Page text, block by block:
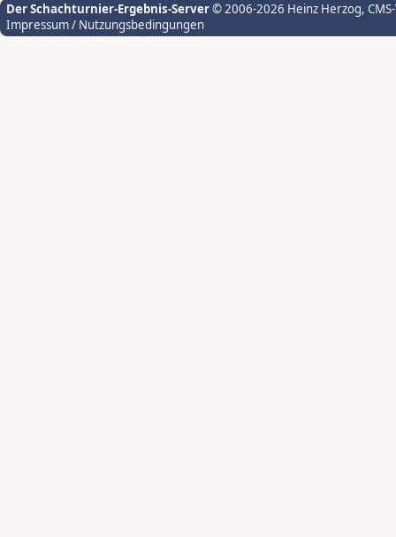
Der Schachturnier-Ergebnis-Server© 2006-2026 Heinz Herzog,
Impressum / Nutzungsbedingungen